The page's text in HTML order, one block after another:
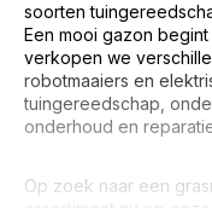
soorten
Een mooi gazon
verkopen we
robotmaaiers en
tuingereedschap,
onderhoud en
Op zoek naar een